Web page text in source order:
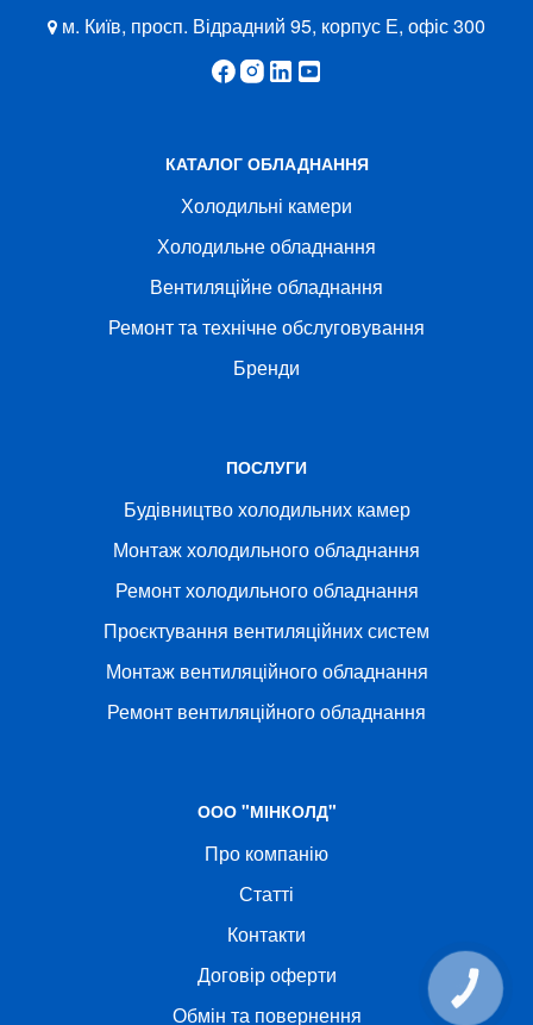
м. Київ, просп. Відрадний 95, корпус Е, офіс 300
КАТАЛОГ ОБЛАДНАННЯ
Холодильні камери
Холодильне обладнання
Вентиляційне обладнання
Ремонт та технічне обслуговування
Бренди
ПОСЛУГИ
Будівництво холодильних камер
Монтаж холодильного обладнання
Ремонт холодильного обладнання
Проєктування вентиляційних систем
Монтаж вентиляційного обладнання
Ремонт вентиляційного обладнання
ООО "МІНКОЛД"
Про компанію
Статті
Контакти
Договір оферти
Обмін та повернення
КНОПКА
СВЯЗИ